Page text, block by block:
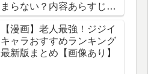
まらない？内容あらすじレ
ビュー【サカモトデイズ】
【漫画】老人最強！ジジイ
キャラおすすめランキング
最新版まとめ【画像あり】